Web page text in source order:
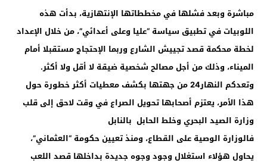
مباشرة وبعد فشلها في مخططاتها الإنتهازية، بدأت هذه
اللوبيات في تطبيق سياسة “عليا وعلى أعدائي”، من خلال الإعداد
لخطة محكمة قصد تجييش الشارع وربما الإحتجاج مستقبلا أمام
الميناء، وذلك من أجل مصالح شخصية ضيقة لا أقل ولا أكثر.
وتعدكم النهار24 من جهتها بكشف معطيات أكثر خطورة حول
هذا الأمر، يعتزم أصحابها تحويل الصراع في وقت لاحق إلى قلب
وزارة الصيد البحري وخلط الحابل بالنابل
فالوزارة الوصية على القطاع، ومنذ تعيين حكومة “العثماني”،
يحاول هؤلاء استغلال وجود وجوه جديدة بداخلها قصد اللعب